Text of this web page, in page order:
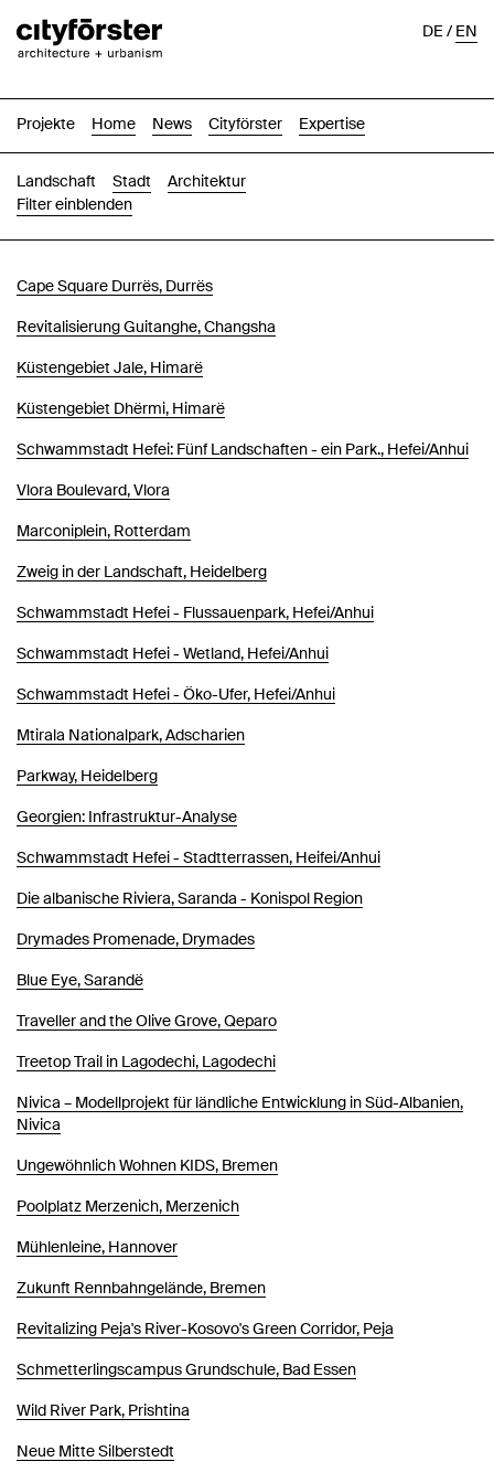
Projekte Home News Cityförster Expertise
DE/EN
Landschaft Stadt
Architektur
Filter einblenden
Cape Square Durrës, Durrës
Revitalisierung Guitanghe, Changsha
Küstengebiet Jale, Himarë
Küstengebiet Dhërmi, Himarë
Schwammstadt Hefei: Fünf Landschaften - ein Park., Hefei/Anhui
Vlora Boulevard, Vlora
Marconiplein, Rotterdam
Zweig in der Landschaft, Heidelberg
Schwammstadt Hefei - Flussauenpark, Hefei/Anhui
Schwammstadt Hefei - Wetland, Hefei/Anhui
Schwammstadt Hefei - Öko-Ufer, Hefei/Anhui
Mtirala Nationalpark, Adscharien
Parkway, Heidelberg
Georgien: Infrastruktur-Analyse
Schwammstadt Hefei - Stadtterrassen, Heifei/Anhui
Die albanische Riviera, Saranda - Konispol Region
Drymades Promenade, Drymades
Blue Eye, Sarandë
Traveller and the Olive Grove, Qeparo
Treetop Trail in Lagodechi, Lagodechi
Nivica – Modellprojekt für ländliche Entwicklung in Süd-Albanien,
Nivica
Ungewöhnlich Wohnen KIDS, Bremen
Poolplatz Merzenich, Merzenich
Mühlenleine, Hannover
Zukunft Rennbahngelände, Bremen
Revitalizing Peja's River-Kosovo's Green Corridor, Peja
Schmetterlingscampus Grundschule, Bad Essen
Wild River Park, Prishtina
Neue Mitte Silberstedt